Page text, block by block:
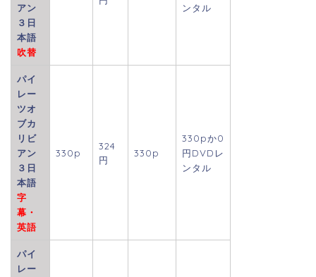
アン
３日
本語
吹替
ンタル
パイ
レー
ツオ
ブカ
リビ
アン
３日
本語
字
幕・
英語
330p
324
円
330p
330pか0
円DVDレ
ンタル
パイ
レー